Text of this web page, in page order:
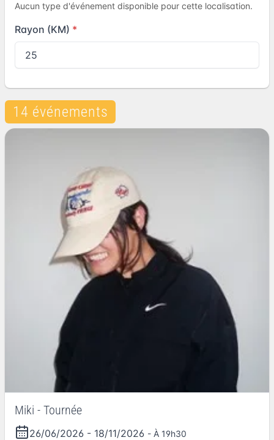
Aucun type d'événement disponible pour cette localisation.
Rayon (KM)
14 événements
Miki - Tournée
26/06/2026 - 18/11/2026 - À 19h30